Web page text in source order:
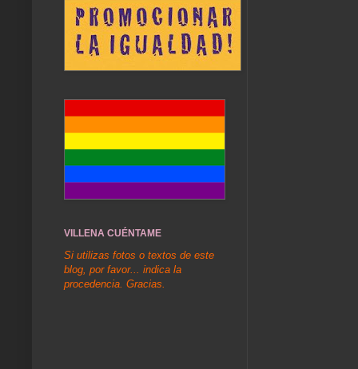
VILLENA CUÉNTAME
Si utilizas fotos o textos de este
blog, por favor... indica la
procedencia. Gracias.